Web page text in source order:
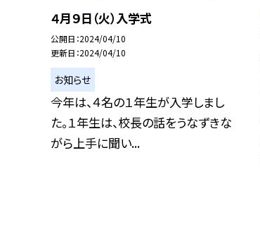
４月９日（火）入学式
公開日 2024/04/10
更新日 2024/04/10
お知らせ
今年は、４名の１年生が入学しまし
た。１年生は、校長の話をうなずきな
がら上手に聞い...